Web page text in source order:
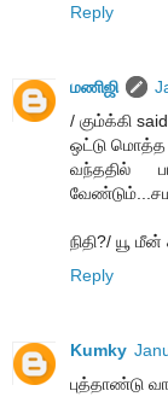
Reply
மணிஜி
/ கும்க்கி
ஒட்டு மொத்த
வந்ததில்
நிதி?/ யூ
Reply
Kumky
புத்தாண்டு